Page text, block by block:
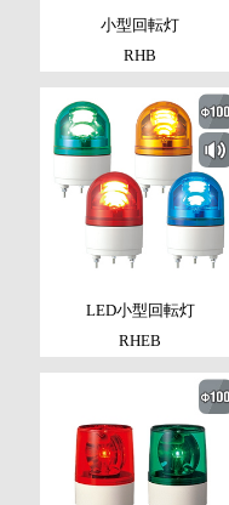
小型回転灯
RHB
LED小型回転灯
RHEB